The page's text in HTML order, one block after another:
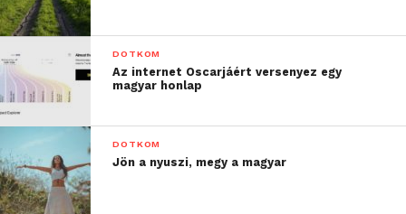
DOTKOM
Az internet Oscarjáért versenyez egy
magyar honlap
DOTKOM
Jön a nyuszi, megy a magyar